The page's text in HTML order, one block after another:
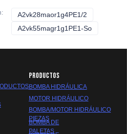
: A2vk28maor1g4PE1/2
A2vk55magr1g1PE1-So
PRODUCTOS
BOMBA HIDRÁULICA
MOTOR HIDRÁULICO
BOMBA/MOTOR HIDRÁULICO
PIEZAS
BOMBA DE
PALETAS